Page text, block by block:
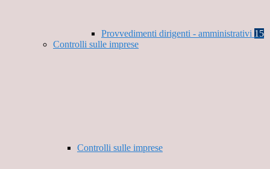
Provvedimenti dirigenti - amministrativi 15
Controlli sulle imprese
Controlli sulle imprese